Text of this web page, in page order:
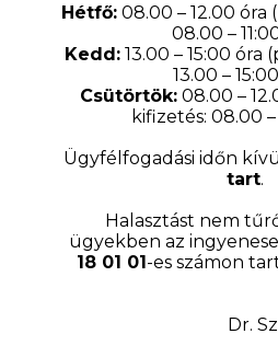
Hétfő:08.00 – 12.00 óra
08.00 –
Kedd: 13.00 – 15:00 óra
13.00 –
Csütörtök: 08.00 –
kifizetés: 08.00 –
Ügyfélfogadási időn
tart.
Halasztást nem
ügyekben az
18 01 01-es számon
Dr.